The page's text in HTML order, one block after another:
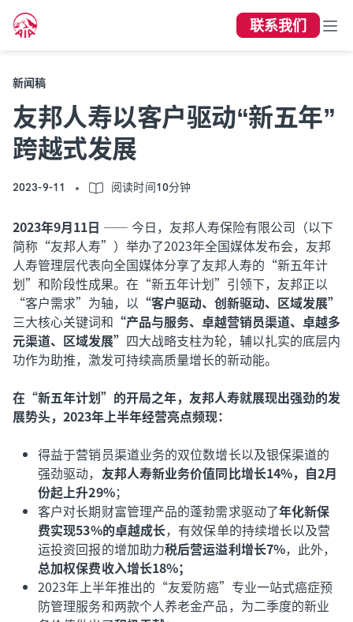
联系我们
新闻稿
友邦人寿以客户驱动“新五年”
跨越式发展
2023-9-11 阅读时间10分钟
2023年9月11日 —— 今日，友邦人寿保险有限公司（以下
简称“友邦人寿”）举办了2023年全国媒体发布会，友邦
人寿管理层代表向全国媒体分享了友邦人寿的“新五年计
划”和阶段性成果。 在“新五年计划”引领下，友邦正以
“客户需求”为轴，以 “客户驱动、创新驱动、区域发展”
三大核心关键词和 “产品与服务、卓越营销员渠道、卓越多
元渠道、区域发展” 四大战略支柱为轮，辅以扎实的底层内
功作为助推，激发可持续高质量增长的新动能。
在“新五年计划”的开局之年，友邦人寿就展现出强劲的发
展势头，2023年上半年经营亮点频现：
得益于营销员渠道业务的双位数增长以及银保渠道的
强劲驱动， 友邦人寿新业务价值同比增长14%，自2月
份起上升29%；
客户对长期财富管理产品的蓬勃需求驱动了年化新保
费实现53%的卓越成长，有效保单的持续增长以及营
运投资回报的增加助力税后营运溢利增长7%，此外，
总加权保费收入增长18%；
2023年上半年推出的“友爱防癌”专业一站式癌症预
防管理服务和两款个人养老金产品，为二季度的新业